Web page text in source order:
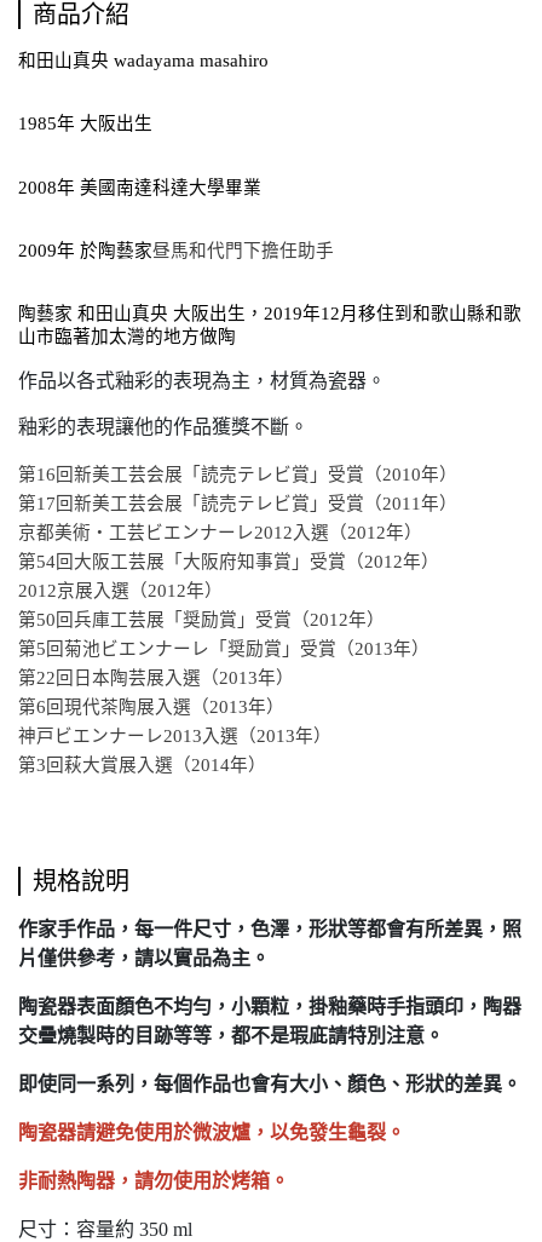
商品介紹
和田山真央 wadayama masahiro
1985年 大阪出生
2008年 美國南達科達大學畢業
2009年 於陶藝家昼馬和代門下擔任助手
陶藝家 和田山真央 大阪出生，2019年12月移住到和歌山縣和歌
山市臨著加太灣的地方做陶
作品以各式釉彩的表現為主，材質為瓷器。
釉彩的表現讓他的作品獲獎不斷。
第16回新美工芸会展「読売テレビ賞」受賞（2010年）
第17回新美工芸会展「読売テレビ賞」受賞（2011年）
京都美術・工芸ビエンナーレ2012入選（2012年）
第54回大阪工芸展「大阪府知事賞」受賞（2012年）
2012京展入選（2012年）
第50回兵庫工芸展「奨励賞」受賞（2012年）
第5回菊池ビエンナーレ「奨励賞」受賞（2013年）
第22回日本陶芸展入選（2013年）
第6回現代茶陶展入選（2013年）
神戸ビエンナーレ2013入選（2013年）
第3回萩大賞展入選（2014年）
規格說明
作家手作品，每一件尺寸，色澤，形狀等都會有所差異，照
片僅供參考，請以實品為主。
陶瓷器表面顏色不均勻，小顆粒，掛釉藥時手指頭印，陶器
交疊燒製時的目跡等等，都不是瑕庛請特別注意。
即使同一系列，每個作品也會有大小、顏色、形狀的差異。
陶瓷器請避免使用於微波爐，以免發生龜裂。
非耐熱陶器，請勿使用於烤箱。
尺寸：容量約 350 ml